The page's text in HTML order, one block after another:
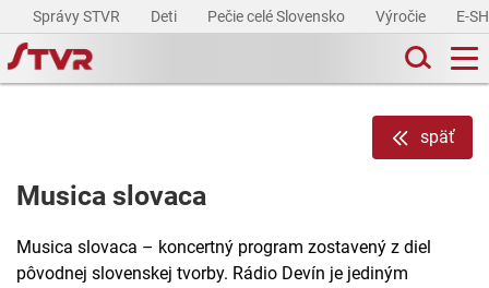
Správy STVR Deti Pečie celé Slovensko Výročie E-
späť
Musica slovaca
Musica slovaca – koncertný program zostavený z diel
pôvodnej slovenskej tvorby. Rádio Devín je jediným